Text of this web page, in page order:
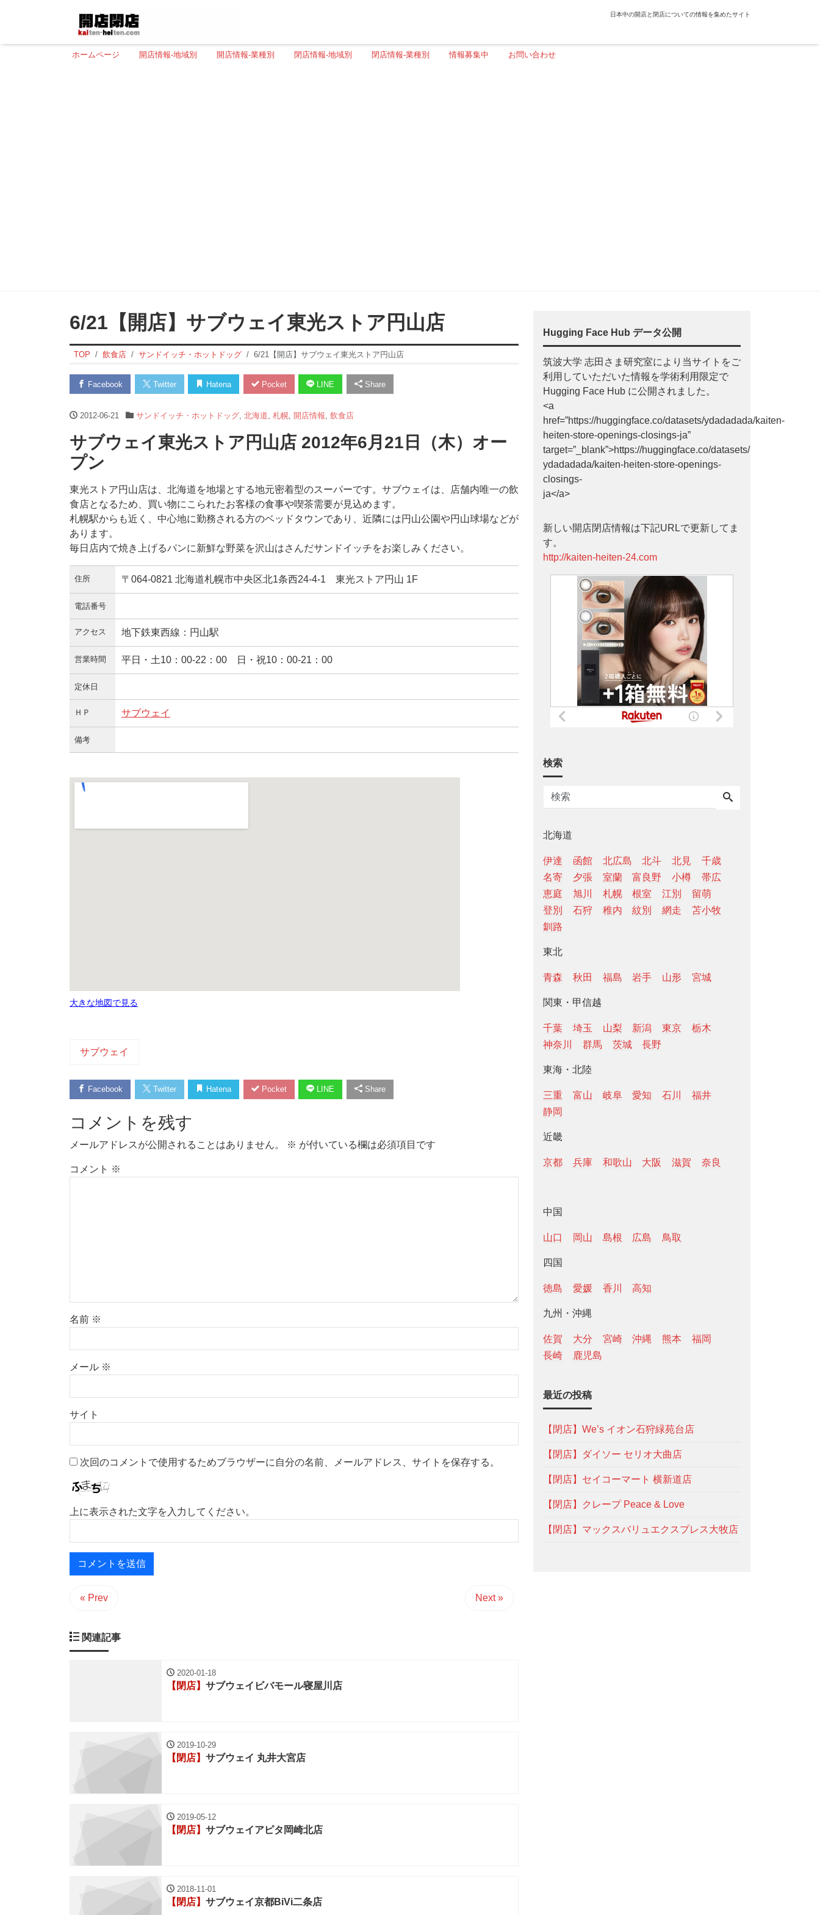
日本中の開店と閉店についての情報を集めたサイト
ホームページ 開店情報-地域別 開店情報-業種別 閉店情報-地域別 閉店情報-業種別 情報募集中 お問い合わせ
6/21【開店】サブウェイ東光ストア円山店
TOP 飲食店 サンドイッチ・ホットドッグ 6/21【開店】サブウェイ東光ストア円山店
Facebook Twitter Hatena Pocket LINE Share
2012-06-21 サンドイッチ・ホットドッグ, 北海道 札幌, 開店情報 飲食店
サブウェイ東光ストア円山店 2012年6月21日（木）オー
プン
東光ストア円山店は、北海道を地場とする地元密着型のスーパーです。サブウェイは、店舗内唯一の飲
食店となるため、買い物にこられたお客様の食事や喫茶需要が見込めます。
札幌駅からも近く、中心地に勤務される方のベッドタウンであり、近隣には円山公園や円山球場などが
あります。
毎日店内で焼き上げるパンに新鮮な野菜を沢山はさんだサンドイッチをお楽しみください。
住所 〒064-0821 北海道札幌市中央区北1条西24-4-1 東光ストア円山 1F
電話番号
アクセス 地下鉄東西線：円山駅
営業時間 平日・土10：00-22：00 日・祝10：00-21：00
定休日
ＨＰ サブウェイ
備考
大きな地図で見る
サブウェイ
Facebook Twitter Hatena Pocket LINE Share
コメントを残す
メールアドレスが公開されることはありません。 ※ が付いている欄は必須項目です
コメント ※
名前 ※
メール ※
サイト
次回のコメントで使用するためブラウザーに自分の名前、メールアドレス、サイトを保存する。
上に表示された文字を入力してください。
« Prev Next »
関連記事
2020-01-18
【閉店】 サブウェイビバモール寝屋川店
2019-10-29
【閉店】 サブウェイ 丸井大宮店
2019-05-12
【閉店】 サブウェイアピタ岡崎北店
2018-11-01
【閉店】 サブウェイ京都BiVi二条店
Hugging Face Hub データ公開
筑波大学 志田さま研究室により当サイトをご
利用していただいた情報を学術利用限定で
Hugging Face Hub に公開されました。
<a
href=”https://huggingface.co/datasets/ydadadada/kaiten-
heiten-store-openings-closings-ja”
target=”_blank”>https://huggingface.co/datasets/
ydadadada/kaiten-heiten-store-openings-
closings-
ja</a>
新しい開店閉店情報は下記URLで更新してま
す。
http://kaiten-heiten-24.com
検索
北海道
伊達 函館 北広島 北斗 北見
千歳
名寄
夕張 室蘭 富良野 小樽
帯広
恵庭
旭川 札幌 根室 江別
留萌
登別
石狩 稚内 紋別 網走
苫小牧
釧路
東北
青森 秋田 福島 岩手 山形 宮城
関東・甲信越
千葉 埼玉 山梨 新潟 東京
栃木
神奈川
群馬 茨城 長野
東海・北陸
三重 富山 岐阜 愛知 石川
福井
静岡
近畿
京都 兵庫 和歌山 大阪 滋賀 奈良
中国
山口 岡山 島根 広島 鳥取
四国
徳島 愛媛 香川 高知
九州・沖縄
佐賀 大分 宮崎 沖縄 熊本
福岡
長崎
鹿児島
最近の投稿
【閉店】We’s イオン石狩緑苑台店
【閉店】ダイソー セリオ大曲店
【閉店】セイコーマート 横新道店
【閉店】クレープ Peace & Love
【閉店】マックスバリュエクスプレス大牧店